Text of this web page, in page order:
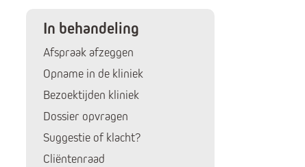
In behandeling
Afspraak afzeggen
Opname in de kliniek
Bezoektijden kliniek
Dossier opvragen
Suggestie of klacht?
Cliëntenraad